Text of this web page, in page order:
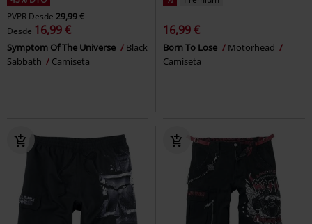
PVPR Desde 29,99 €
Desde 16,99 €
Symptom Of The Universe
Black
Sabbath
Camiseta
16,99 €
Born To Lose
Motörhead
Camiseta